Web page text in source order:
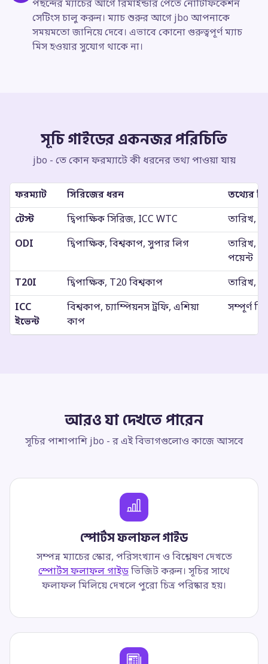
পছন্দের ম্যাচের আগে রিমাইন্ডার পেতে নোটিফিকেশন
সেটিংস চালু করুন। ম্যাচ শুরুর আগে jbo আপনাকে
সময়মতো জানিয়ে দেবে। এভাবে কোনো গুরুত্বপূর্ণ ম্যাচ
মিস হওয়ার সুযোগ থাকে না।
সূচি গাইডের একনজর পরিচিতি
jbo - তে কোন ফরম্যাটে কী ধরনের তথ্য পাওয়া যায়
ফরম্যাট সিরিজের ধরন
তথ্যের
টেস্ট
দ্বিপাক্ষিক সিরিজ, ICC WTC
তারিখ,
ODI
দ্বিপাক্ষিক, বিশ্বকাপ, সুপার লিগ
তারিখ,
পয়েন্ট
T20I
দ্বিপাক্ষিক, T20 বিশ্বকাপ
তারিখ,
ICC
ইভেন্ট
বিশ্বকাপ, চ্যাম্পিয়নস ট্রফি, এশিয়া
কাপ
সম্পূর্ণ
আরও যা দেখতে পারেন
সূচির পাশাপাশি jbo - র এই বিভাগগুলোও কাজে আসবে
স্পোর্টস ফলাফল গাইড
সম্পন্ন ম্যাচের স্কোর, পরিসংখ্যান ও বিশ্লেষণ দেখতে
স্পোর্টস ফলাফল গাইডভিজিট করুন। সূচির সাথে
ফলাফল মিলিয়ে দেখলে পুরো চিত্র পরিষ্কার হয়।